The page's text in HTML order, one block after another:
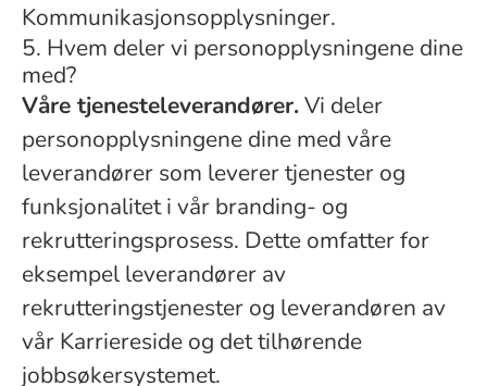
Kommunikasjonsopplysninger.
5. Hvem deler vi personopplysningene dine
med?
Våre tjenesteleverandører.Vi deler
personopplysningene dine med våre
leverandører som leverer tjenester og
funksjonalitet i vår branding- og
rekrutteringsprosess. Dette omfatter for
eksempel leverandører av
rekrutteringstjenester og leverandøren av
vår Karriereside og det tilhørende
jobbsøkersystemet.